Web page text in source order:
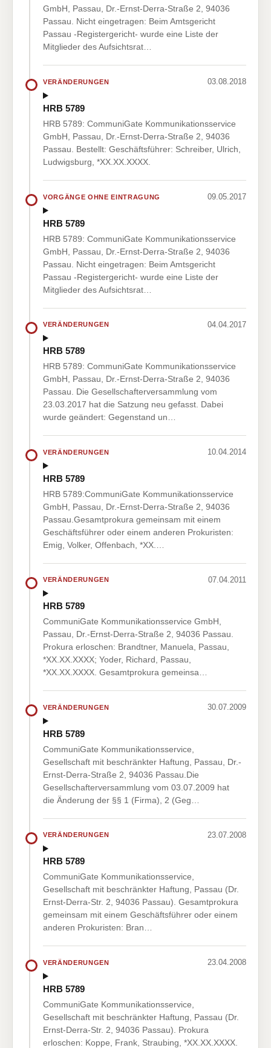
GmbH, Passau, Dr.-Ernst-Derra-Straße 2, 94036
Passau. Nicht eingetragen: Beim Amtsgericht
Passau -Registergericht- wurde eine Liste der
Mitglieder des Aufsichtsrat…
VERÄNDERUNGEN 03.08.2018
HRB 5789
HRB 5789: CommuniGate Kommunikationsservice
GmbH, Passau, Dr.-Ernst-Derra-Straße 2, 94036
Passau. Bestellt: Geschäftsführer: Schreiber, Ulrich,
Ludwigsburg, *XX.XX.XXXX.
VORGÄNGE OHNE EINTRAGUNG 09.05.2017
HRB 5789
HRB 5789: CommuniGate Kommunikationsservice
GmbH, Passau, Dr.-Ernst-Derra-Straße 2, 94036
Passau. Nicht eingetragen: Beim Amtsgericht
Passau -Registergericht- wurde eine Liste der
Mitglieder des Aufsichtsrat…
VERÄNDERUNGEN 04.04.2017
HRB 5789
HRB 5789: CommuniGate Kommunikationsservice
GmbH, Passau, Dr.-Ernst-Derra-Straße 2, 94036
Passau. Die Gesellschafterversammlung vom
23.03.2017 hat die Satzung neu gefasst. Dabei
wurde geändert: Gegenstand un…
VERÄNDERUNGEN 10.04.2014
HRB 5789
HRB 5789:CommuniGate Kommunikationsservice
GmbH, Passau, Dr.-Ernst-Derra-Straße 2, 94036
Passau.Gesamtprokura gemeinsam mit einem
Geschäftsführer oder einem anderen Prokuristen:
Emig, Volker, Offenbach, *XX.…
VERÄNDERUNGEN 07.04.2011
HRB 5789
CommuniGate Kommunikationsservice GmbH,
Passau, Dr.-Ernst-Derra-Straße 2, 94036 Passau.
Prokura erloschen: Brandtner, Manuela, Passau,
*XX.XX.XXXX; Yoder, Richard, Passau,
*XX.XX.XXXX. Gesamtprokura gemeinsa…
VERÄNDERUNGEN 30.07.2009
HRB 5789
CommuniGate Kommunikationsservice,
Gesellschaft mit beschränkter Haftung, Passau, Dr.-
Ernst-Derra-Straße 2, 94036 Passau.Die
Gesellschafterversammlung vom 03.07.2009 hat
die Änderung der §§ 1 (Firma), 2 (Geg…
VERÄNDERUNGEN 23.07.2008
HRB 5789
CommuniGate Kommunikationsservice,
Gesellschaft mit beschränkter Haftung, Passau (Dr.
Ernst-Derra-Str. 2, 94036 Passau). Gesamtprokura
gemeinsam mit einem Geschäftsführer oder einem
anderen Prokuristen: Bran…
VERÄNDERUNGEN 23.04.2008
HRB 5789
CommuniGate Kommunikationsservice,
Gesellschaft mit beschränkter Haftung, Passau (Dr.
Ernst-Derra-Str. 2, 94036 Passau). Prokura
erloschen: Koppe, Frank, Straubing, *XX.XX.XXXX.